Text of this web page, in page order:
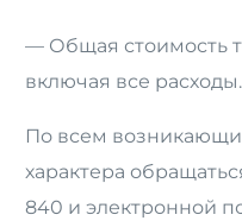
— Общая стоимость
включая все расходы.
По всем
характера
840 и электронной